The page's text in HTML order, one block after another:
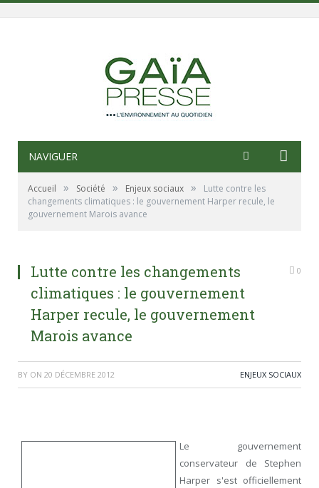
NAVIGUER
Accueil » Société » Enjeux sociaux »
Lutte contre les
changements climatiques : le gouvernement Harper recule, le
gouvernement Marois avance
Lutte contre les changements
climatiques : le gouvernement
Harper recule, le gouvernement
Marois avance
0
BY ON 20 DÉCEMBRE 2012 ENJEUX SOCIAUX
Le gouvernement
conservateur de Stephen
Harper s'est officiellement